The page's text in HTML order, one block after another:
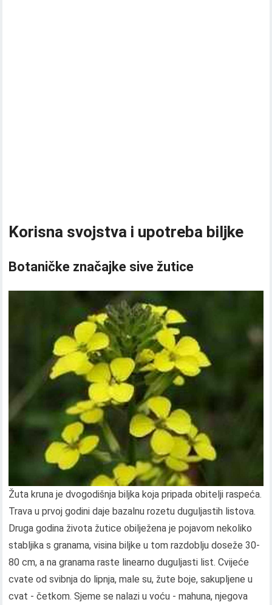
Korisna svojstva i upotreba biljke
Botaničke značajke sive žutice
Žuta kruna je dvogodišnja biljka koja pripada obitelji raspeća.
Trava u prvoj godini daje bazalnu rozetu duguljastih listova.
Druga godina života žutice obilježena je pojavom nekoliko
stabljika s granama, visina biljke u tom razdoblju doseže 30-
80 cm, a na granama raste linearno duguljasti list. Cvijeće
cvate od svibnja do lipnja, male su, žute boje, sakupljene u
cvat - četkom. Sjeme se nalazi u voću - mahuna, njegova